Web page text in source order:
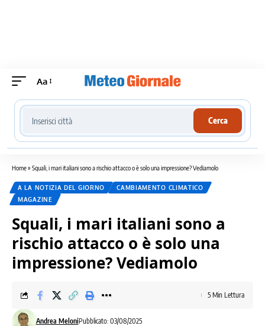
Aa
Cerca località meteo
Cerca
Home» Squali, i mari italiani sono a rischio attacco o è solo una impressione? Vediamolo
A LA NOTIZIA DEL GIORNO
CAMBIAMENTO CLIMATICO
MAGAZINE
Squali, i mari italiani sono a
rischio attacco o è solo una
impressione? Vediamolo
Andrea MeloniPubblicato: 03/08/2025
5 Min Lettura